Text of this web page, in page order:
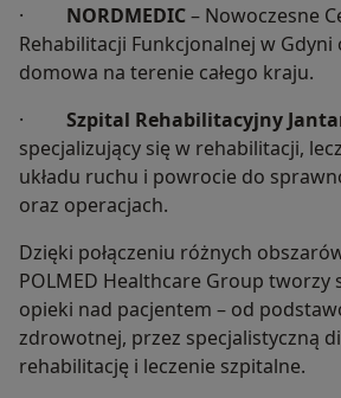
· NORDMEDIC– Nowoczesne
Rehabilitacji Funkcjonalnej w
domowa na terenie całego kraju.
· Szpital Rehabilitacyjny
specjalizujący się w rehabilitacji,
układu ruchu i powrocie do
oraz operacjach.
Dzięki połączeniu różnych
POLMED Healthcare Group tworzy
opieki nad pacjentem – od
zdrowotnej, przez specjalistyczną
rehabilitację i leczenie szpitalne.